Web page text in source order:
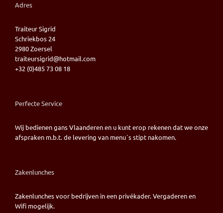
Adres
Traiteur Sigrid
Schriekbos 24
2980 Zoersel
traiteursigrid@hotmail.com
+32 (0)485 73 08 18
Perfecte Service
Wij bedienen gans Vlaanderen en u kunt erop rekenen dat we onze
afspraken m.b.t. de levering van menu´s stipt nakomen.
Zakenlunches
Zakenlunches voor bedrijven in een privékader. Vergaderen en
Wifi mogelijk.